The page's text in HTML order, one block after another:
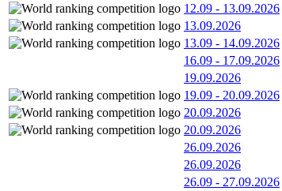
12.09 - 13.09.2026
13.09.2026
13.09 - 14.09.2026
16.09 - 17.09.2026
19.09.2026
19.09 - 20.09.2026
20.09.2026
20.09.2026
26.09.2026
26.09.2026
26.09 - 27.09.2026